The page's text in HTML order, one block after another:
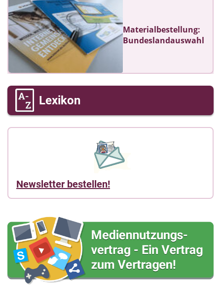
Materialbestellung:
Bundeslandauswahl
Lexikon
Newsletter bestellen!